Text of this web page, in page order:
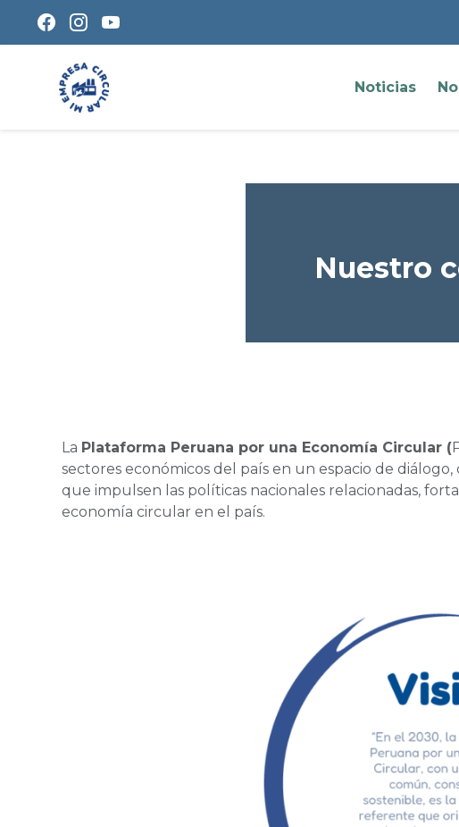
Noticias
Nuestro
La Plataforma Peruana por una Economía Circular (
sectores económicos del país en un espacio de
que impulsen las políticas nacionales relacionadas,
economía circular en el país.